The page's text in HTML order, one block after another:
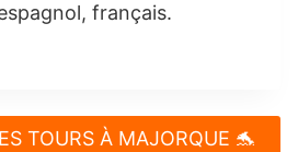
français.
TOURS À MAJORQUE 🐬